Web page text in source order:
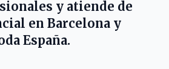
y atiende de
en Barcelona y
España.